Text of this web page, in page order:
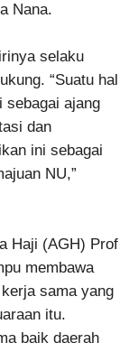
Nana.
selaku
“Suatu hal
sebagai ajang
dan
ini sebagai
NU,”
Haji (AGH) Prof
membawa
sama yang
itu.
baik daerah